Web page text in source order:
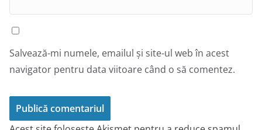
Salvează-mi numele, emailul și site-ul web în acest
navigator pentru data viitoare când o să comentez.